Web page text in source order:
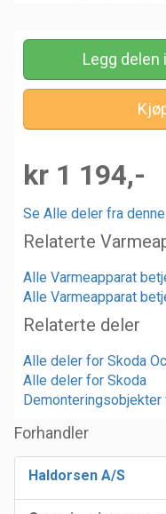
Legg
kr 1 194,-
Se Alle deler fra
Relaterte
Alle Varmeapparat
Alle Varmeapparat
Relaterte deler
Alle deler for Skoda
Alle deler for Skoda
Forhandler
Haldorsen A/S